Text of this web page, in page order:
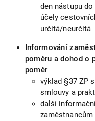
den nástupu
účely
určitá/neurčitá
Informování
poměru a dohod o
poměr
výklad §37 ZP
smlouvy a
další
zaměstnancům